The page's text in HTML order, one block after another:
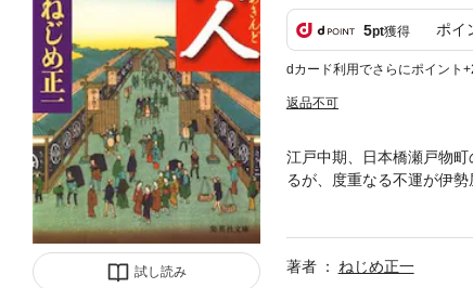
試し読み
5pt獲得 ポイ
dカード利用でさらにポイント
返品不可
江戸中期、日本橋瀬戸物
るが、度重なる不運が伊
に商売をするのか｣とい
著者
ねじめ正一